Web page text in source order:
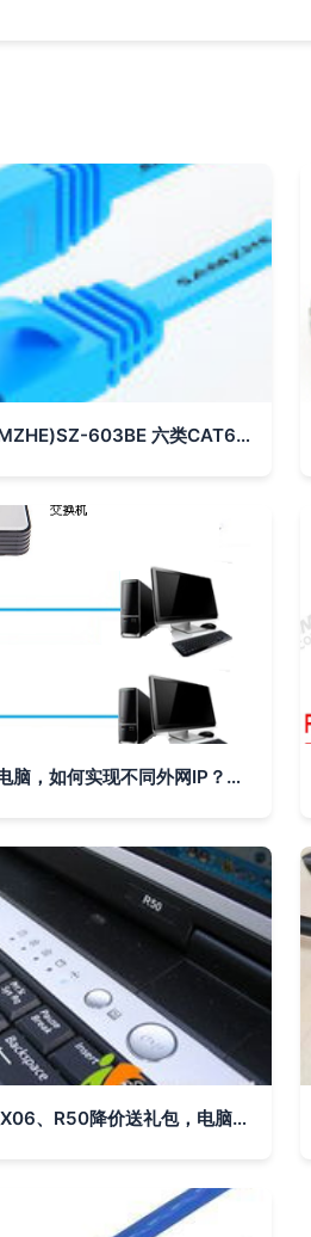
强劲升级 山泽(SAMZHE)SZ-603BE 六类CAT6类千兆扁平网线体验测评
一根网线连接两台电脑，如何实现不同外网IP？详解双IP配置方法
新本本促销忙 三星X06、R50降价送礼包，电脑网线也贴心配送